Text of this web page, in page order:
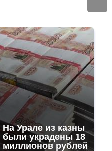
На Урале из казны
были украдены 18
миллионов рублей